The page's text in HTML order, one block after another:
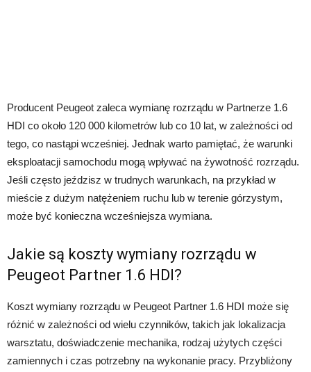
Producent Peugeot zaleca wymianę rozrządu w Partnerze 1.6
HDI co około 120 000 kilometrów lub co 10 lat, w zależności od
tego, co nastąpi wcześniej. Jednak warto pamiętać, że warunki
eksploatacji samochodu mogą wpływać na żywotność rozrządu.
Jeśli często jeździsz w trudnych warunkach, na przykład w
mieście z dużym natężeniem ruchu lub w terenie górzystym,
może być konieczna wcześniejsza wymiana.
Jakie są koszty wymiany rozrządu w
Peugeot Partner 1.6 HDI?
Koszt wymiany rozrządu w Peugeot Partner 1.6 HDI może się
różnić w zależności od wielu czynników, takich jak lokalizacja
warsztatu, doświadczenie mechanika, rodzaj użytych części
zamiennych i czas potrzebny na wykonanie pracy. Przybliżony